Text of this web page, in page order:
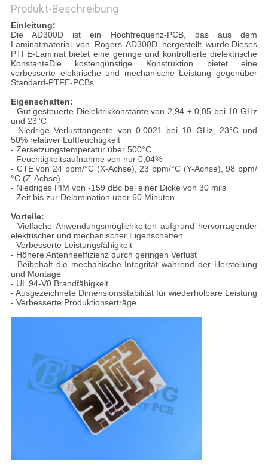
Produkt-Beschreibung
Einleitung:
Die AD300D ist ein Hochfrequenz-PCB, das aus dem
Laminatmaterial von Rogers AD300D hergestellt wurde.Dieses
PTFE-Laminat bietet eine geringe und kontrollierte dielektrische
KonstanteDie kostengünstige Konstruktion bietet eine
verbesserte elektrische und mechanische Leistung gegenüber
Standard-PTFE-PCBs.
Eigenschaften:
- Gut gesteuerte Dielektrikkonstante von 2,94 ± 0,05 bei 10 GHz
und 23°C
- Niedrige Verlusttangente von 0,0021 bei 10 GHz, 23°C und
50% relativer Luftfeuchtigkeit
- Zersetzungstemperatur über 500°C
- Feuchtigkeitsaufnahme von nur 0,04%
- CTE von 24 ppm/°C (X-Achse), 23 ppm/°C (Y-Achse), 98 ppm/
°C (Z-Achse)
- Niedriges PIM von -159 dBc bei einer Dicke von 30 mils
- Zeit bis zur Delamination über 60 Minuten
Vorteile:
- Vielfache Anwendungsmöglichkeiten aufgrund hervorragender
elektrischer und mechanischer Eigenschaften
- Verbesserte Leistungsfähigkeit
- Höhere Antenneeffizienz durch geringen Verlust
- Beibehält die mechanische Integrität während der Herstellung
und Montage
- UL 94-V0 Brandfähigkeit
- Ausgezeichnete Dimensionsstabilität für wiederholbare Leistung
- Verbesserte Produktionserträge